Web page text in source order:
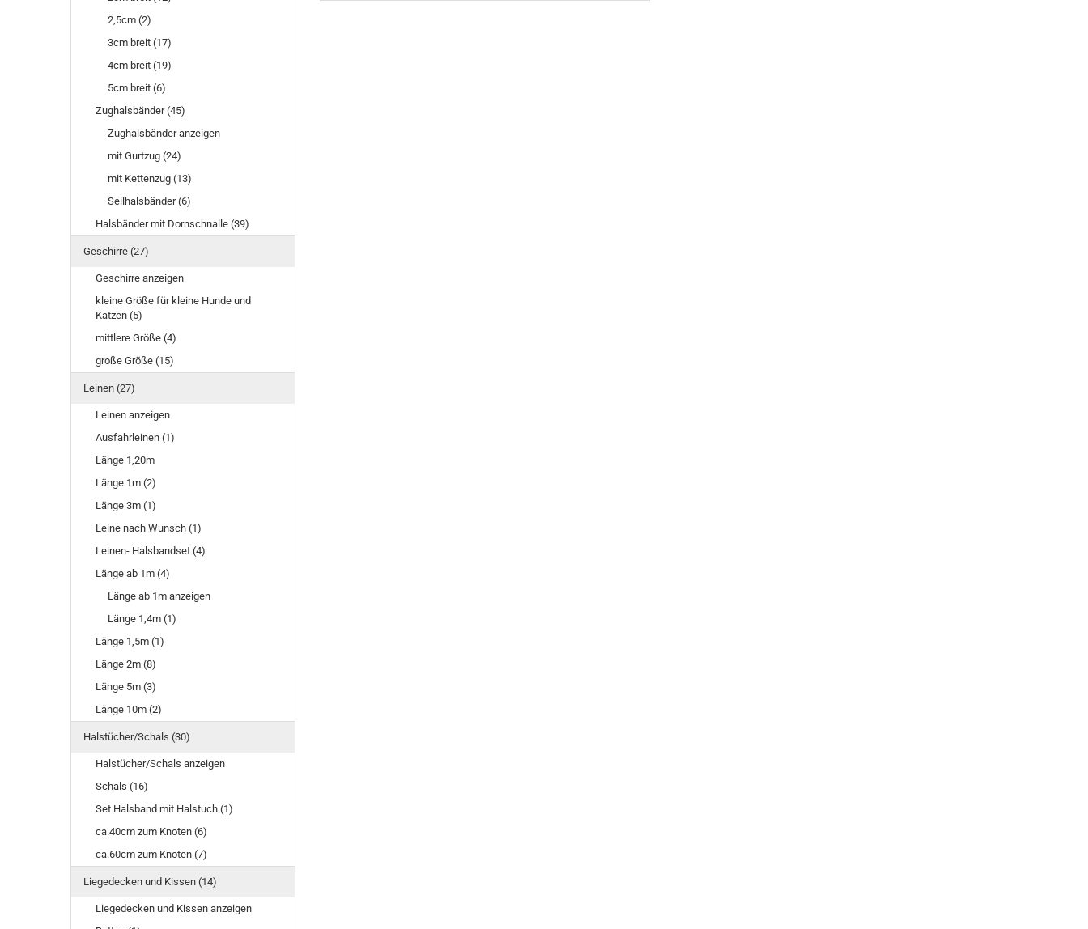
2,5cm (2)
3cm breit (17)
4cm breit (19)
5cm breit (6)
Zughalsbänder (45)
Zughalsbänder anzeigen
mit Gurtzug (24)
mit Kettenzug (13)
Seilhalsbänder (6)
Halsbänder mit Dornschnalle (39)
Geschirre (27)
Geschirre anzeigen
kleine Größe für kleine Hunde und
Katzen (5)
mittlere Größe (4)
große Größe (15)
Leinen (27)
Leinen anzeigen
Ausfahrleinen (1)
Länge 1,20m
Länge 1m (2)
Länge 3m (1)
Leine nach Wunsch (1)
Leinen- Halsbandset (4)
Länge ab 1m (4)
Länge ab 1m anzeigen
Länge 1,4m (1)
Länge 1,5m (1)
Länge 2m (8)
Länge 5m (3)
Länge 10m (2)
Halstücher/Schals (30)
Halstücher/Schals anzeigen
Schals (16)
Set Halsband mit Halstuch (1)
ca.40cm zum Knoten (6)
ca.60cm zum Knoten (7)
Liegedecken und Kissen (14)
Liegedecken und Kissen anzeigen